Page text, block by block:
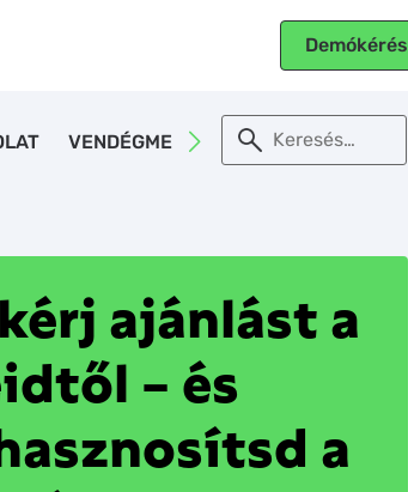
Demókérés
VENDÉGMEGTARTÁS E-BOOK
ajánlást a
– és
a